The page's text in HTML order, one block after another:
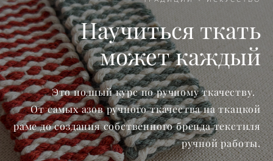
Научиться ткать
может каждый
Это полный курс по ручному ткачеству.
От самых азов ручного ткачества на ткацкой
раме до создания собственного бренда текстиля
ручной работы.